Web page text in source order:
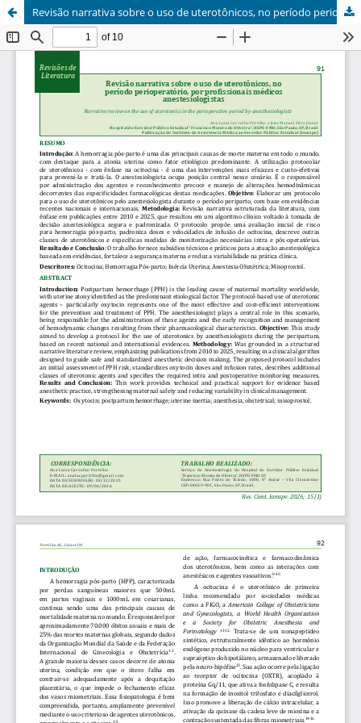
Revisão narrativa sobre o uso de uterotônicos, no período perioperatório, por profissionais médicos anestesiologistas